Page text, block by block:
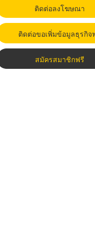
ติดต่อลงโฆษณา
ติดต่อขอเพิ่มข้อมูลธุรกิจ
สมัครสมาชิกฟรี